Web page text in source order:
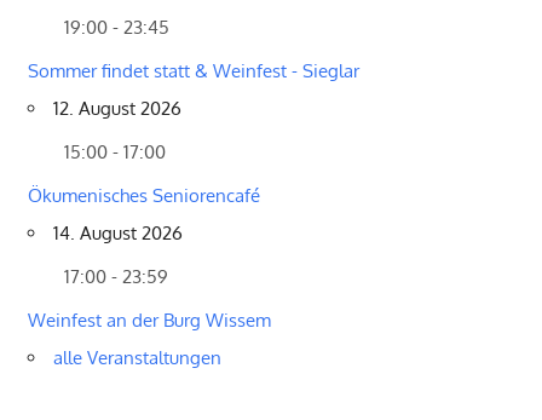
19:00 - 23:45
Sommer findet statt & Weinfest - Sieglar
12. August 2026
15:00 - 17:00
Ökumenisches Seniorencafé
14. August 2026
17:00 - 23:59
Weinfest an der Burg Wissem
alle Veranstaltungen